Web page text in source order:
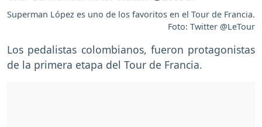
Superman López es uno de los favoritos en el Tour de Francia.
Foto: Twitter @LeTour
Los pedalistas colombianos, fueron protagonistas
de la primera etapa del Tour de Francia.